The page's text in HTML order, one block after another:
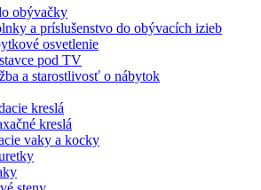
obývačky
a príslušenstvo do obývacích izieb
osvetlenie
pod TV
a starostlivosť o nábytok
kreslá
kreslá
vaky a kocky